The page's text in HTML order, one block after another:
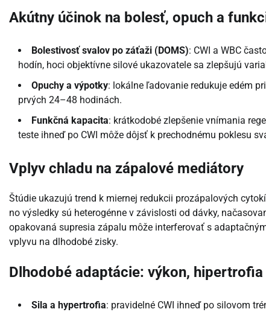
Akútny účinok na bolesť, opuch a
Bolestivosť svalov po záťaži (DOMS): CWI a WBC
hodín, hoci objektívne silové ukazovatele sa zlepšujú
Opuchy a výpotky: lokálne ľadovanie redukuje edém
prvých 24–48 hodinách.
Funkčná kapacita: krátkodobé zlepšenie vnímania
teste ihneď po CWI môže dôjsť k prechodnému poklesu
Vplyv chladu na zápalové mediátory
Štúdie ukazujú trend k miernej redukcii prozápalových
no výsledky sú heterogénne v závislosti od dávky,
opakovaná supresia zápalu môže interferovať s
vplyvu na dlhodobé zisky.
Dlhodobé adaptácie: výkon,
Sila a hypertrofia: pravidelné CWI ihneď po silovom